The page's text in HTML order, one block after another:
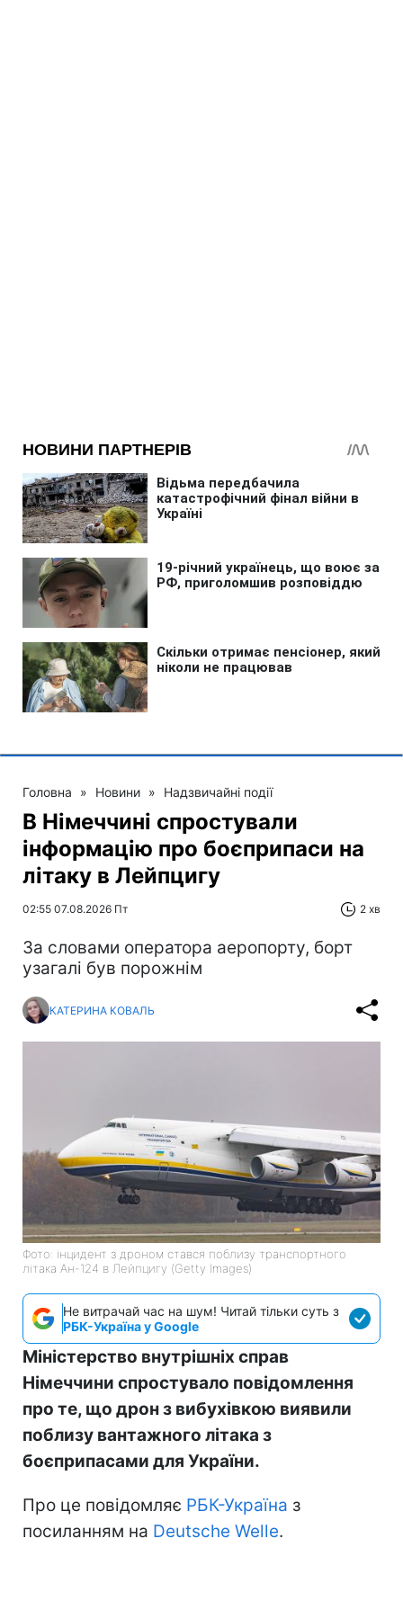
Головна » Новини » Надзвичайні події
В Німеччині спростували
інформацію про боєприпаси на
літаку в Лейпцигу
02:55 07.08.2026 Пт 2 хв
За словами оператора аеропорту, борт
узагалі був порожнім
КАТЕРИНА КОВАЛЬ
Фото: інцидент з дроном стався поблизу транспортного
літака Ан-124 в Лейпцигу (Getty Images)
Не витрачай час на шум! Читай тільки суть з
РБК-Україна у Google
Міністерство внутрішніх справ
Німеччини спростувало повідомлення
про те, що дрон з вибухівкою виявили
поблизу вантажного літака з
боєприпасами для України.
Про це повідомляє РБК-Україна з
посиланням на Deutsche Welle.